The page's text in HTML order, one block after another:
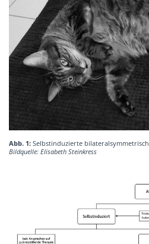
Abb. 1: Selbstinduzierte
Bildquelle: Elisabeth Steinkress